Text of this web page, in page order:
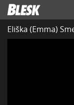
Eliška (Emma)